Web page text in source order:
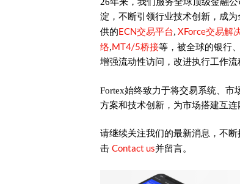
26年来，我们服务全球顶级金融
淀，不断引领行业技术创新，成
供的ECN交易平台, XForce交易解
络,MT4/5桥接等，被全球的银行
增强流动性访问，改进执行工作流
Fortex始终致力于将交易系统、
方案和技术创新，为市场搭建互
请继续关注我们的最新消息，不
击 Contact us并留言。